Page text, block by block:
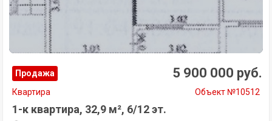
Продажа 5 900 000 руб.
Квартира Объект №10512
1-к квартира, 32,9 м², 6/12 эт.